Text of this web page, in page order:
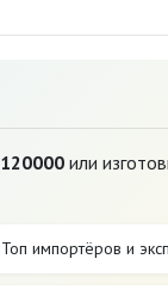
или
Топ импортёров и